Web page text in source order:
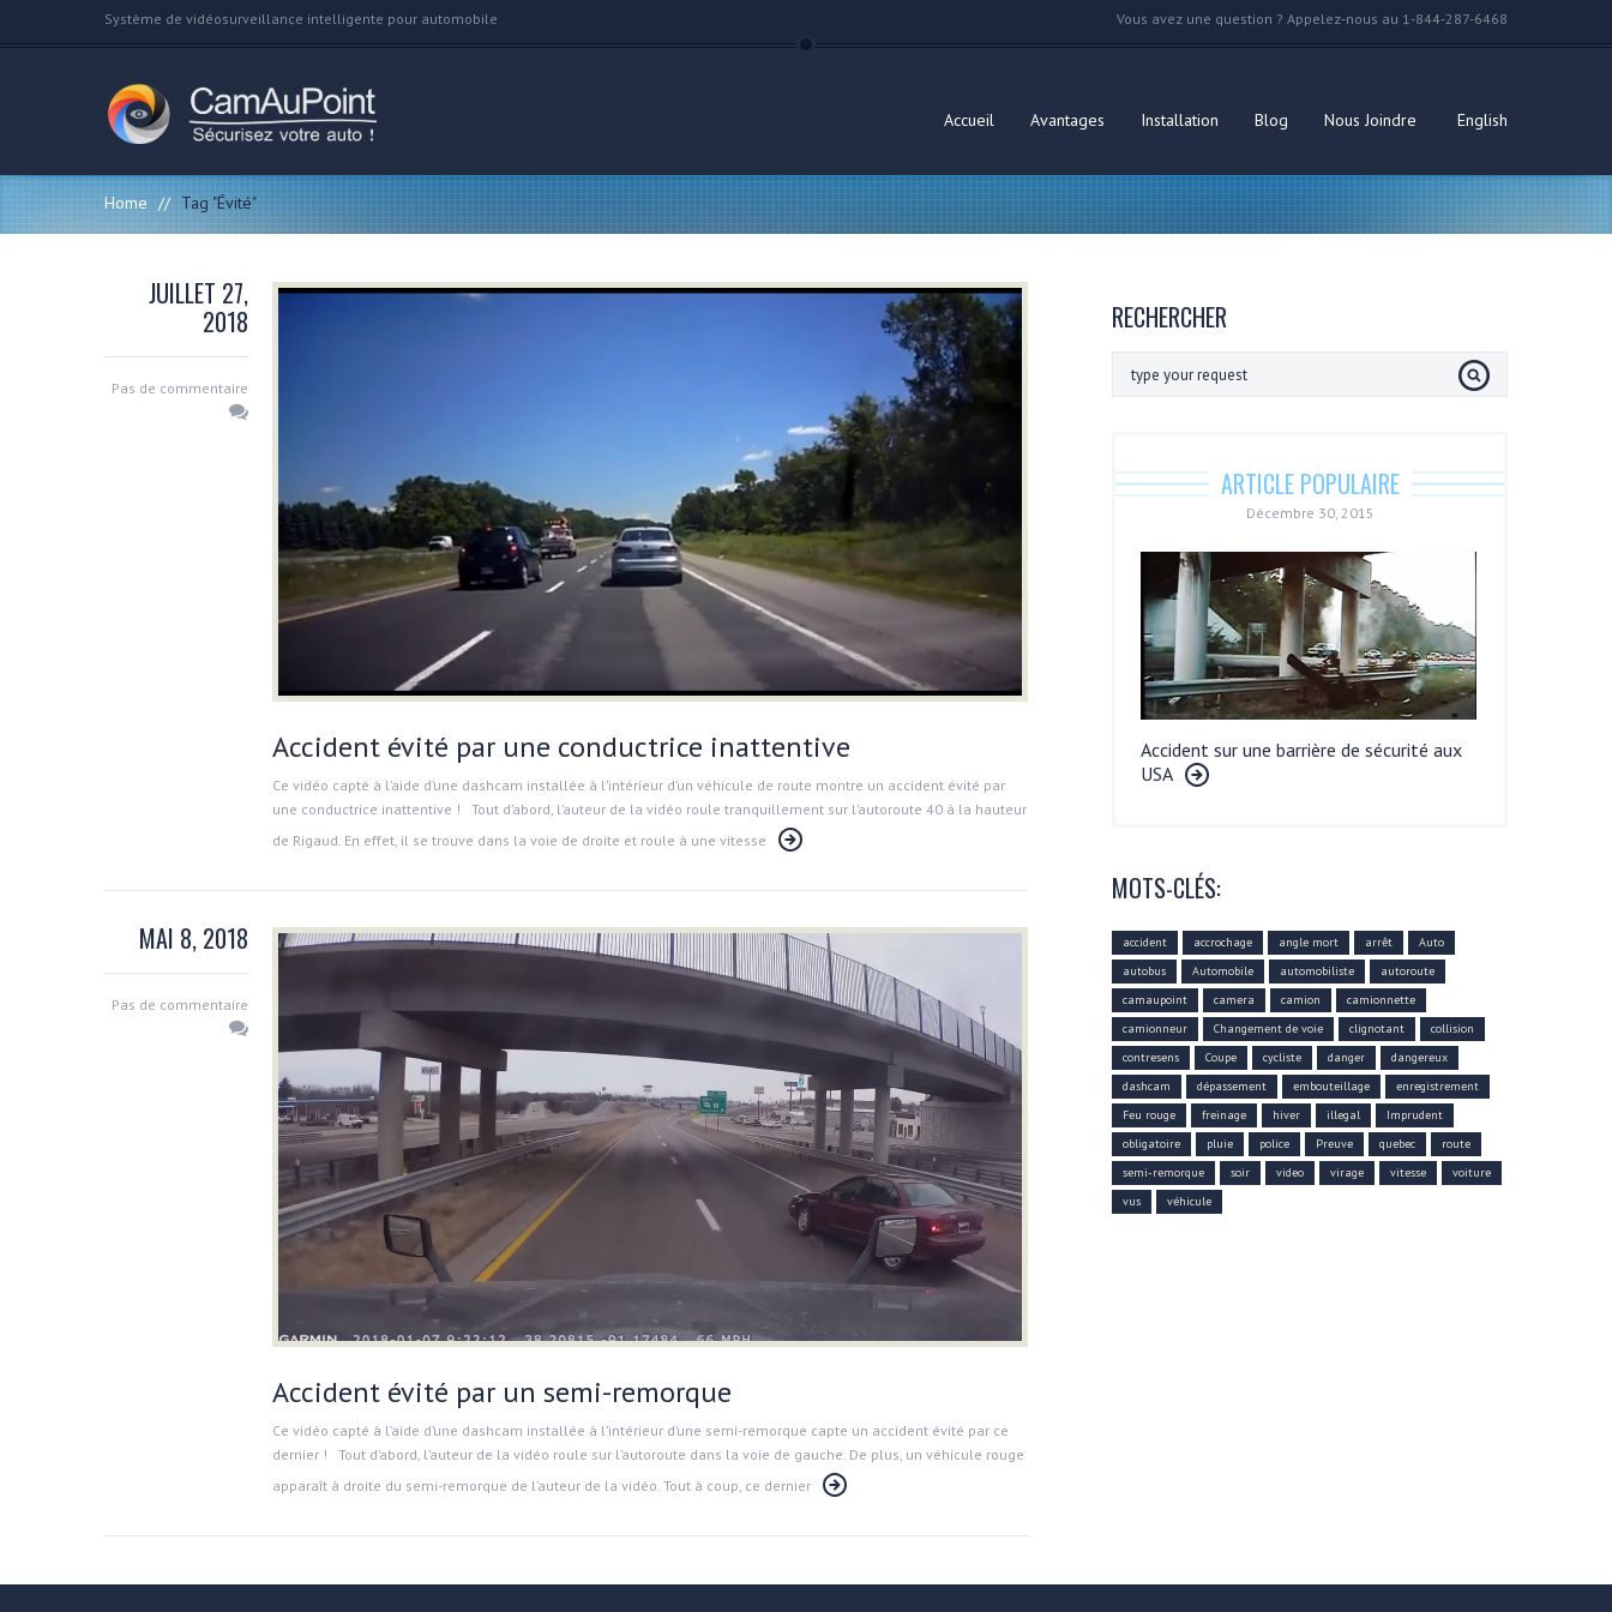
Système de vidéosurveillance intelligente pour automobile Vous avez une question ? Appelez-nous au 1-844-287-6468
Accueil Avantages Installation Blog Nous Joindre English
Home // Tag "Évité"
JUILLET 27,
2018
Pas de commentaire
Accident évité par une conductrice inattentive
Ce vidéo capté à l’aide d’une dashcam installée à l’intérieur d’un véhicule de route montre un accident évité par
une conductrice inattentive ! Tout d’abord, l’auteur de la vidéo roule tranquillement sur l’autoroute 40 à la hauteur
de Rigaud. En effet, il se trouve dans la voie de droite et roule à une vitesse
MAI 8, 2018
Pas de commentaire
Accident évité par un semi-remorque
Ce vidéo capté à l’aide d’une dashcam installée à l’intérieur d’une semi-remorque capte un accident évité par ce
dernier ! Tout d’abord, l’auteur de la vidéo roule sur l’autoroute dans la voie de gauche. De plus, un véhicule rouge
apparaît à droite du semi-remorque de l’auteur de la vidéo. Tout à coup, ce dernier
RECHERCHER
ARTICLE POPULAIRE
Décembre 30, 2015
Accident sur une barrière de sécurité aux
USA
MOTS-CLÉS:
accident accrochage angle mort arrêt
Auto
autobus
Automobile automobiliste
autoroute
camaupoint
camera camion
camionnette
camionneur
Changement de voie clignotant
collision
contresens
Coupe cycliste danger
dangereux
dashcam
dépassement embouteillage
enregistrement
Feu rouge
freinage hiver illegal
Imprudent
obligatoire
pluie police Preuve quebec
route
semi-remorque
soir video virage vitesse
voiture
vus
véhicule